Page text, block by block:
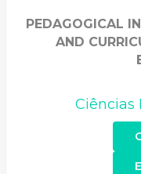
PEDAGOGICAL
AND
Ciências